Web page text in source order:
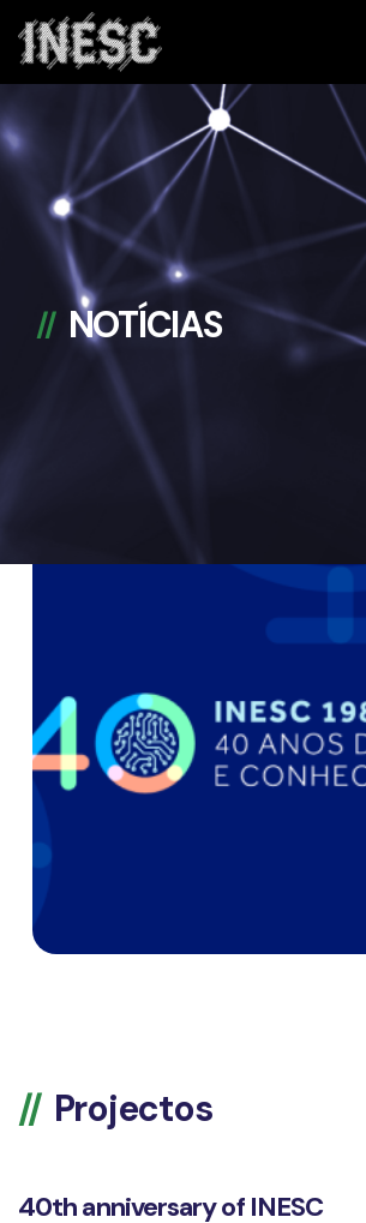
INESC
NOTÍCIAS
Projectos
40th anniversary of INESC